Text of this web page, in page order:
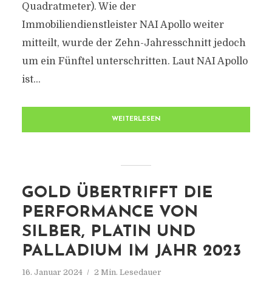
Quadratmeter). Wie der
Immobiliendienstleister NAI Apollo weiter
mitteilt, wurde der Zehn-Jahresschnitt jedoch
um ein Fünftel unterschritten. Laut NAI Apollo
ist...
WEITERLESEN
GOLD ÜBERTRIFFT DIE
PERFORMANCE VON
SILBER, PLATIN UND
PALLADIUM IM JAHR 2023
16. Januar 2024 2 Min. Lesedauer